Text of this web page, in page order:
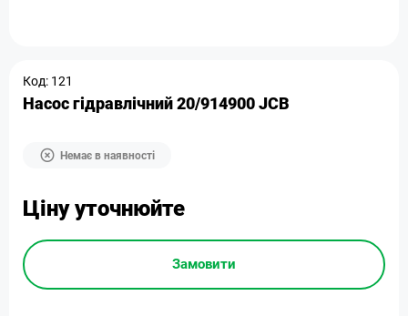
Код: 121
Насос гідравлічний 20/914900 JCB
Немає в наявності
Ціну уточнюйте
Замовити